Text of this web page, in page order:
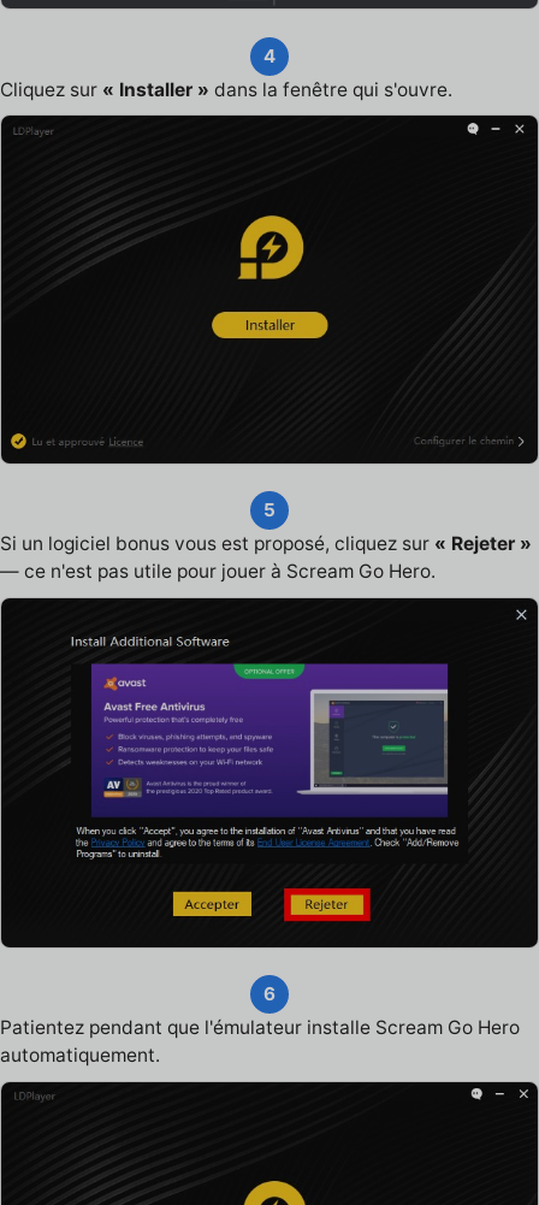
4
Cliquez sur « Installer » dans la fenêtre qui s'ouvre.
5
Si un logiciel bonus vous est proposé, cliquez sur « Rejeter »
— ce n'est pas utile pour jouer à Scream Go Hero.
6
Patientez pendant que l'émulateur installe Scream Go Hero
automatiquement.